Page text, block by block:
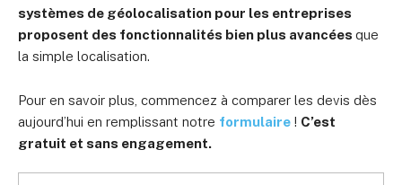
systèmes de géolocalisation pour les entreprises
proposent des fonctionnalités bien plus avancées que
la simple localisation.
Pour en savoir plus, commencez à comparer les devis dès
aujourd’hui en remplissant notre formulaire ! C’est
gratuit et sans engagement.